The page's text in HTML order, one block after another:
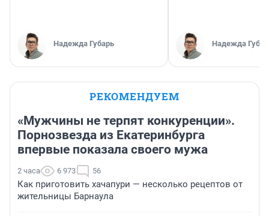
Надежда Губарь Надежда
РЕКОМЕНДУЕМ
«Мужчины не терпят конкуренции».
Порнозвезда из Екатеринбурга
впервые показала своего мужа
2 часа 6 973 56
Как приготовить хачапури — несколько рецептов от
жительницы Барнаула